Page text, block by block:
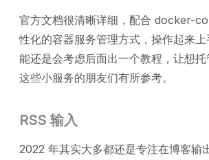
官方文档很清晰详细，配合 docker-
性化的容器服务管理方式，操作起来
能还是会考虑后面出一个教程，让想
这些小服务的朋友们有所参考。
RSS 输入
2022 年其实大多都还是专注在博客输